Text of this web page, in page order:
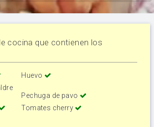
cocina que contienen los
Huevo
Pechuga de pavo
Tomates cherry